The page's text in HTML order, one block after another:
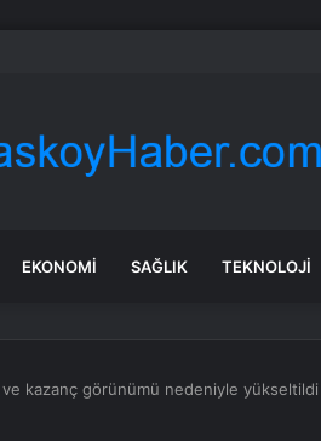
Mezarlık ve Araziler
EKONOMI SAĞLIK TEKNOLOJI
kazanç görünümü nedeniyle yükseltildi